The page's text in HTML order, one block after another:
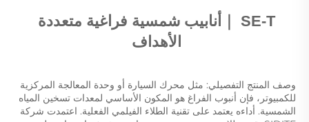
SE-T
الأهداف